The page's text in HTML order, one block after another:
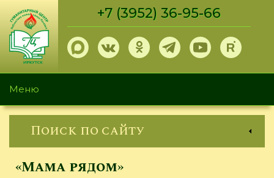
Перейти
основному
содержанию
+7 (3952) 36-95-66
Меню
Поиск по сайту
«Мама рядом»